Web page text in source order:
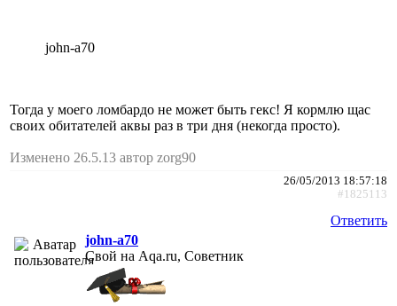
john-a70
Тогда у моего ломбардо не может быть гекс! Я кормлю щас
своих обитателей аквы раз в три дня (некогда просто).
Изменено 26.5.13 автор zorg90
26/05/2013 18:57:18
#1825113
Ответить
john-a70
Свой на Aqa.ru, Советник